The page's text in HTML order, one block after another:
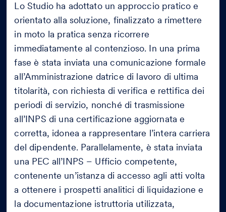
Lo Studio ha adottato un approccio pratico e
orientato alla soluzione, finalizzato a rimettere
in moto la pratica senza ricorrere
immediatamente al contenzioso. In una prima
fase è stata inviata una comunicazione formale
all’Amministrazione datrice di lavoro di ultima
titolarità, con richiesta di verifica e rettifica dei
periodi di servizio, nonché di trasmissione
all’INPS di una certificazione aggiornata e
corretta, idonea a rappresentare l’intera carriera
del dipendente. Parallelamente, è stata inviata
una PEC all’INPS – Ufficio competente,
contenente un’istanza di accesso agli atti volta
a ottenere i prospetti analitici di liquidazione e
la documentazione istruttoria utilizzata,